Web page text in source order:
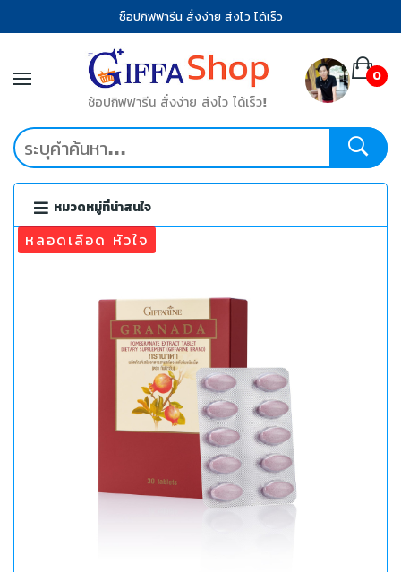
ช็อปกิฟฟารีน สั่งง่าย ส่งไว ได้เร็ว
ช้อปกิฟฟารีน สั่งง่าย ส่งไว ได้เร็ว!
0
หมวดหมู่ที่น่าสนใจ
หลอดเลือด หัวใจ